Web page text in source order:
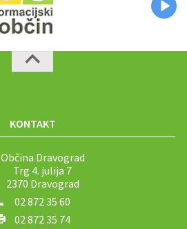
KONTAKT
Občina Dravograd
Trg 4. julija 7
2370 Dravograd
02 872 35 60
02 872 35 74